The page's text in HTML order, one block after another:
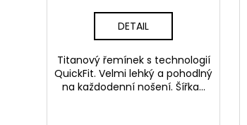
DETAIL
Titanový řemínek s technologií
QuickFit. Velmi lehký a pohodlný
na každodenní nošení. Šířka...